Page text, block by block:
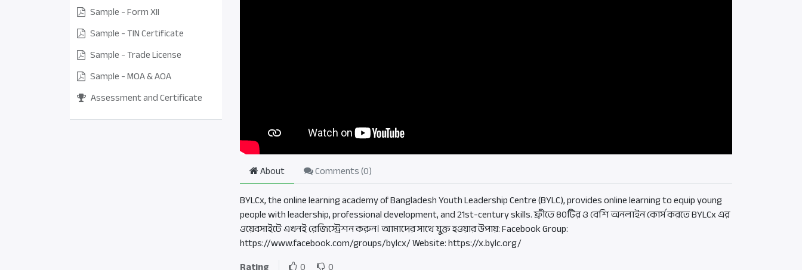
Sample - Form XII
Sample - TIN Certificate
Sample - Trade License
Sample - MOA & AOA
Assessment and Certificate
About Comments (0)
BYLCx, the online learning academy of Bangladesh Youth Leadership Centre (BYLC), provides online learning to equip young
people with leadership, professional development, and 21st-century skills. ফ্রীতে ৪০টির ও বেশি অনলাইন কোর্স করতে BYLCx এর
ওয়েবসাইটে এখনই রেজিস্ট্রেশন করুন। আমাদের সাথে যুক্ত হওয়ার উপায়: Facebook Group:
https://www.facebook.com/groups/bylcx/ Website: https://x.bylc.org/